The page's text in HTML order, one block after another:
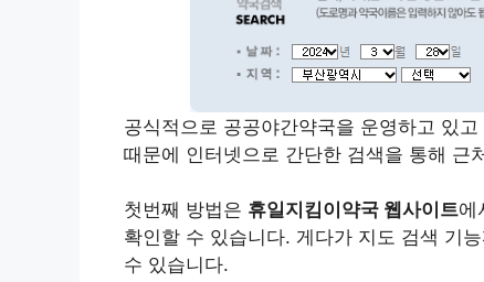
공식적으로 공공야간약국을 운영하고 있
때문에 인터넷으로 간단한 검색을 통해 근
첫번째 방법은 휴일지킴이약국 웹사이트에
확인할 수 있습니다. 게다가 지도 검색 기
수 있습니다.